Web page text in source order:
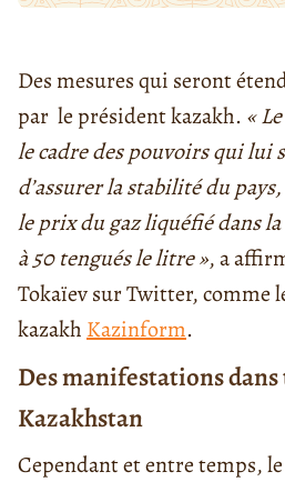
Des mesures qui seront
par le président kazakh. «
le cadre des pouvoirs qui lui
d’assurer la stabilité du
le prix du gaz liquéfié dans
à 50 tengués le litre », a
Tokaïev sur Twitter, comme
kazakh Kazinform.
Des manifestations
Kazakhstan
Cependant et entre temps,